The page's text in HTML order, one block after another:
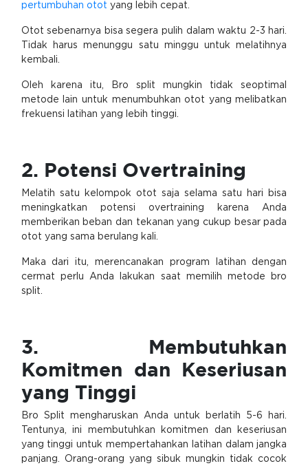
pertumbuhan otot yang lebih cepat.
Otot sebenarnya bisa segera pulih dalam waktu 2-3 hari.
Tidak harus menunggu satu minggu untuk melatihnya
kembali.
Oleh karena itu, Bro split mungkin tidak seoptimal
metode lain untuk menumbuhkan otot yang melibatkan
frekuensi latihan yang lebih tinggi.
2. Potensi Overtraining
Melatih satu kelompok otot saja selama satu hari bisa
meningkatkan potensi overtraining karena Anda
memberikan beban dan tekanan yang cukup besar pada
otot yang sama berulang kali.
Maka dari itu, merencanakan program latihan dengan
cermat perlu Anda lakukan saat memilih metode bro
split.
3. Membutuhkan
Komitmen dan Keseriusan
yang Tinggi
Bro Split mengharuskan Anda untuk berlatih 5-6 hari.
Tentunya, ini membutuhkan komitmen dan keseriusan
yang tinggi untuk mempertahankan latihan dalam jangka
panjang. Orang-orang yang sibuk mungkin tidak cocok